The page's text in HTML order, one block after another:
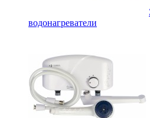
водонагреватели